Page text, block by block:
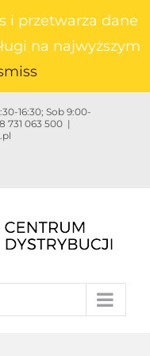
16:30; Sob 9:00-
731 063 500 |
i przetwarza dane
na najwyższym